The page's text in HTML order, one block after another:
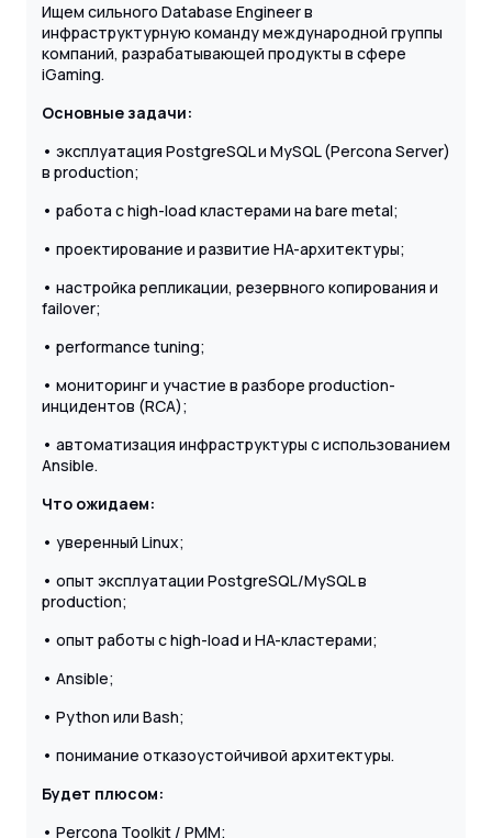
Ищем сильного Database Engineer в
инфраструктурную команду международной группы
компаний, разрабатывающей продукты в сфере
iGaming.
Основные задачи:
• эксплуатация PostgreSQL и MySQL (Percona Server)
в production;
• работа с high-load кластерами на bare metal;
• проектирование и развитие HA-архитектуры;
• настройка репликации, резервного копирования и
failover;
• performance tuning;
• мониторинг и участие в разборе production-
инцидентов (RCA);
• автоматизация инфраструктуры с использованием
Ansible.
Что ожидаем:
• уверенный Linux;
• опыт эксплуатации PostgreSQL/MySQL в
production;
• опыт работы с high-load и HA-кластерами;
• Ansible;
• Python или Bash;
• понимание отказоустойчивой архитектуры.
Будет плюсом:
• Percona Toolkit / PMM;